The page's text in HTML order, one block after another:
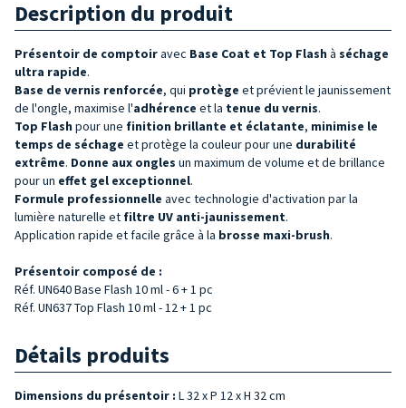
Description du produit
Présentoir de comptoiravec Base Coat et Top Flash à séchage
ultra rapide.
Base de vernis renforcée, qui protège et prévient le jaunissement
de l'ongle, maximise l'adhérence et la tenue du vernis.
Top Flash pour une finition brillante et éclatante, minimise le
temps de séchage et protège la couleur pour une durabilité
extrême. Donne aux ongles un maximum de volume et de brillance
pour un effet gel exceptionnel.
Formule professionnelle avec technologie d'activation par la
lumière naturelle et filtre UV anti-jaunissement.
Application rapide et facile grâce à la brosse maxi-brush.
Présentoir composé de :
Réf. UN640 Base Flash 10 ml - 6 + 1 pc
Réf. UN637 Top Flash 10 ml - 12 + 1 pc
Détails produits
Dimensions du présentoir : L 32 x P 12 x H 32 cm